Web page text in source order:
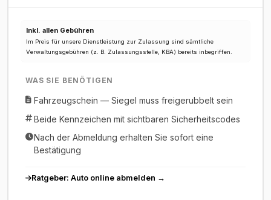
Inkl. allen Gebühren
Im Preis für unsere Dienstleistung zur Zulassung sind sämtliche
Verwaltungsgebühren (z. B. Zulassungsstelle, KBA) bereits inbegriffen.
WAS SIE BENÖTIGEN
Fahrzeugschein — Siegel muss freigerubbelt sein
Beide Kennzeichen mit sichtbaren Sicherheitscodes
Nach der Abmeldung erhalten Sie sofort eine
Bestätigung
Ratgeber: Auto online abmelden →